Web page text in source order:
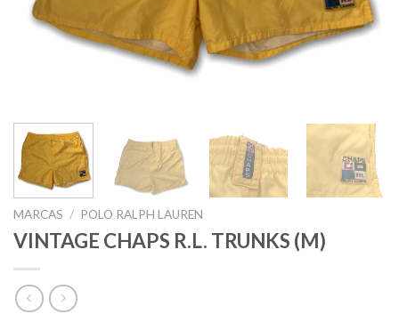
MARCAS / POLO RALPH LAUREN
VINTAGE CHAPS R.L. TRUNKS (M)